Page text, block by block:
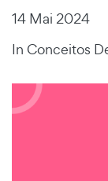
14 Mai 2024
In Conceitos